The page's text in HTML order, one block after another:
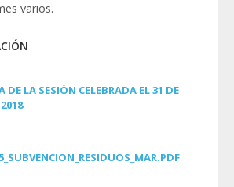
varios.
DE LA SESIÓN CELEBRADA EL 31 DE